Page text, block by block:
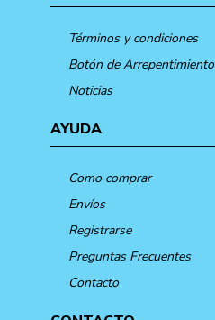
Términos y condiciones
Botón de Arrepentimiento
Noticias
AYUDA
Como comprar
Envíos
Registrarse
Preguntas Frecuentes
Contacto